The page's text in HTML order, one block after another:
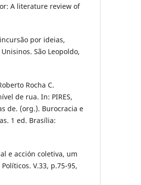
A literature review of
por ideias,
São Leopoldo,
Rocha C.
de rua. In: PIRES,
de. (org.). Burocracia e
1 ed. Brasília:
e acción coletiva, um
V.33, p.75-95,